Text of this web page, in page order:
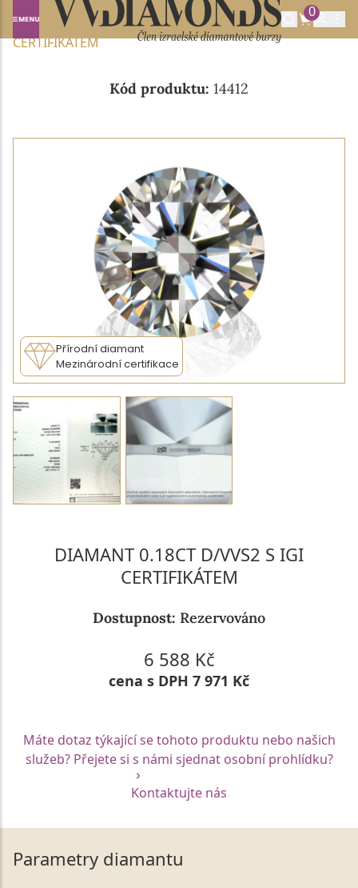
0
Domů NABÍDKA DIAMANTŮ
0.18CT D/VVS2 S IGI
CERTIFIKÁTEM
Kód produktu: 14412
Přírodní diamant
Mezinárodní certifikace
DIAMANT 0.18CT D/VVS2 S IGI
CERTIFIKÁTEM
Dostupnost: Rezervováno
6 588 Kč
cena s DPH 7 971 Kč
Máte dotaz týkající se tohoto produktu nebo našich
služeb? Přejete si s námi sjednat osobní prohlídku?
Kontaktujte nás
Parametry diamantu